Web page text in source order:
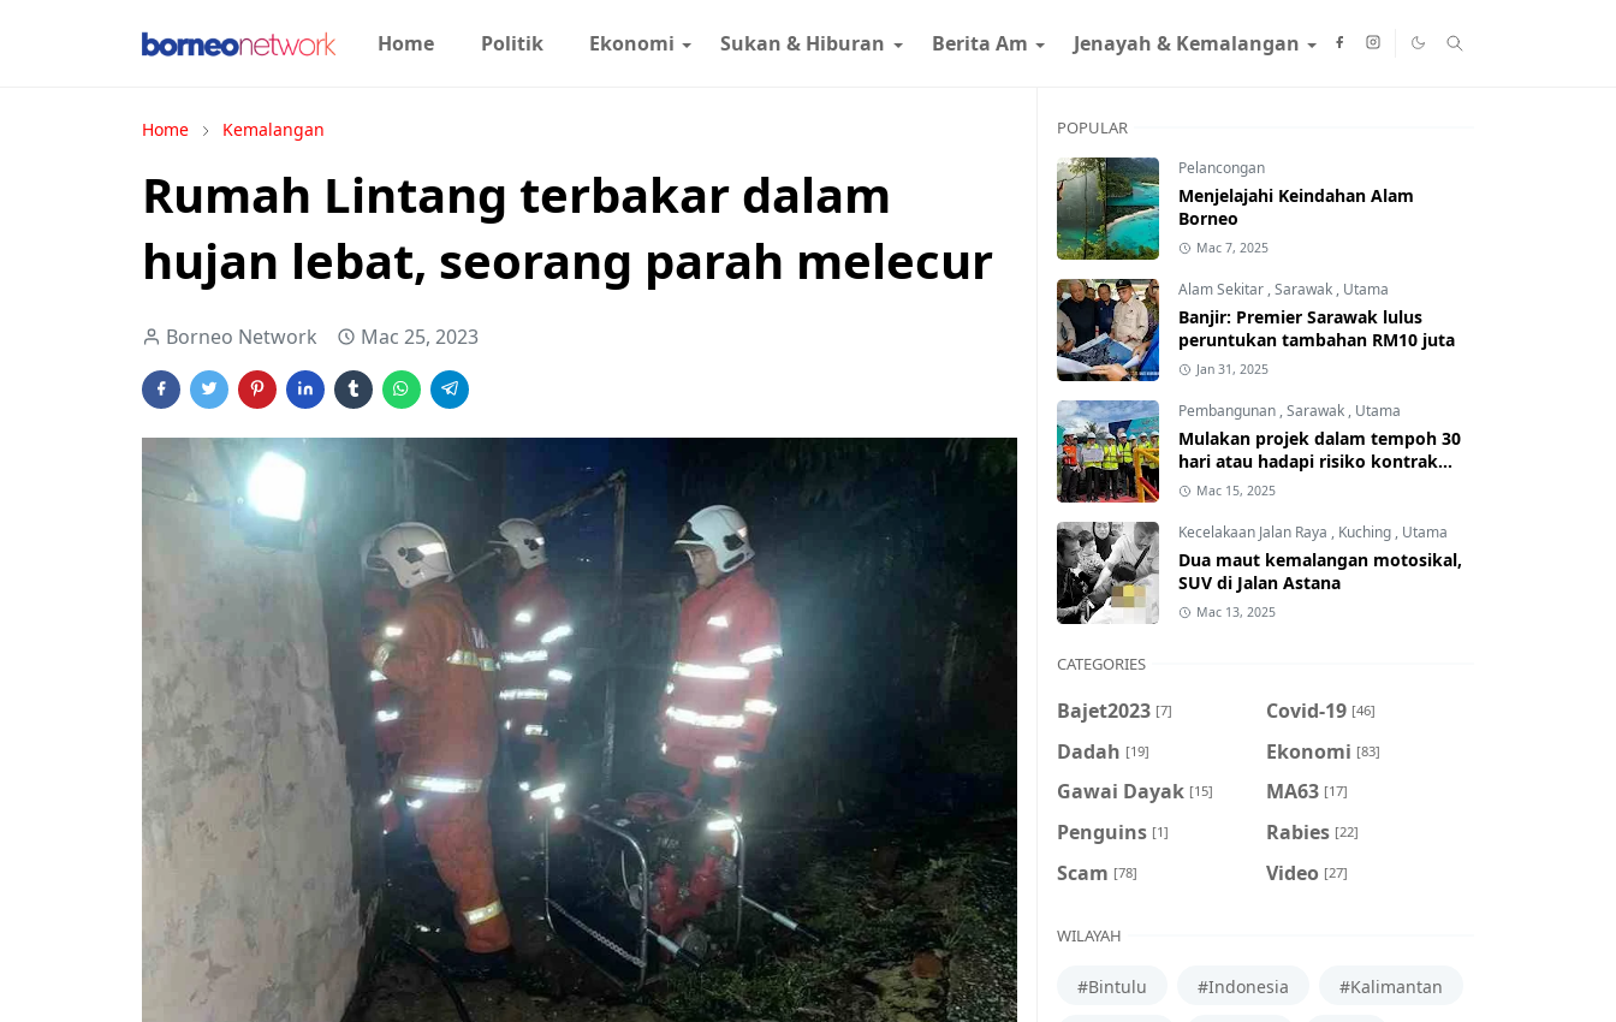
Home Politik Ekonomi Sukan & Hiburan Berita Am Jenayah & Kemalangan
Home Kemalangan
Rumah Lintang terbakar dalam
hujan lebat, seorang parah melecur
Borneo Network Mac 25, 2023
POPULAR
Pelancongan
Menjelajahi Keindahan Alam
Borneo
Mac 7, 2025
Alam Sekitar ,Sarawak , Utama
Banjir: Premier Sarawak lulus
peruntukan tambahan RM10 juta
Jan 31, 2025
Pembangunan ,Sarawak , Utama
Mulakan projek dalam tempoh 30
hari atau hadapi risiko kontrak
ditamatkan
Mac 15, 2025
Kecelakaan Jalan Raya , Kuching , Utama
Dua maut kemalangan motosikal,
SUV di Jalan Astana
Mac 13, 2025
CATEGORIES
Bajet2023 [7] Covid-19 [46]
Dadah [19] Ekonomi [83]
Gawai Dayak [15] MA63 [17]
Penguins [1] Rabies [22]
Scam [78] Video [27]
WILAYAH
#Bintulu #Indonesia #Kalimantan